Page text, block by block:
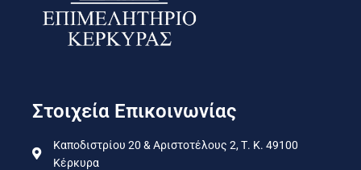
Στοιχεία Επικοινωνίας
Καποδιστρίου 20 & Αριστοτέλους 2, Τ. Κ. 49100
Κέρκυρα